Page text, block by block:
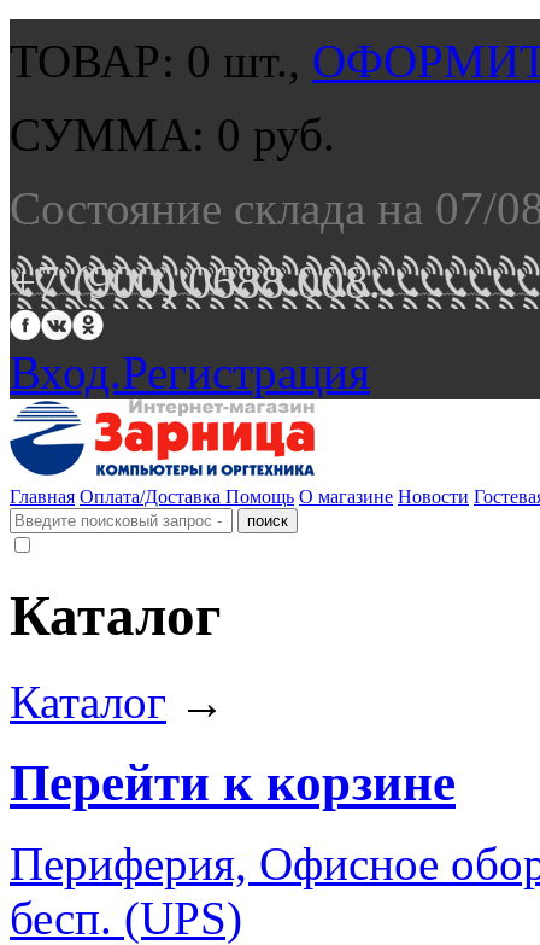
ТОВАР: 0 шт.,
СУММА: 0 руб.
Состояние склада на 07/
+7 (900) 0688 008.
Вход.Регистрация
Главная Оплата/Доставка Помощь О магазине Новости
Каталог
Каталог →
Перейти к корзине
Периферия, Офисное
бесп. (UPS)